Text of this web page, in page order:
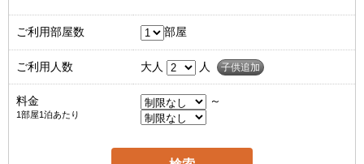
ご利用部屋数 部屋
ご利用人数 大人 人 子供追加
料金
1部屋1泊あたり
～